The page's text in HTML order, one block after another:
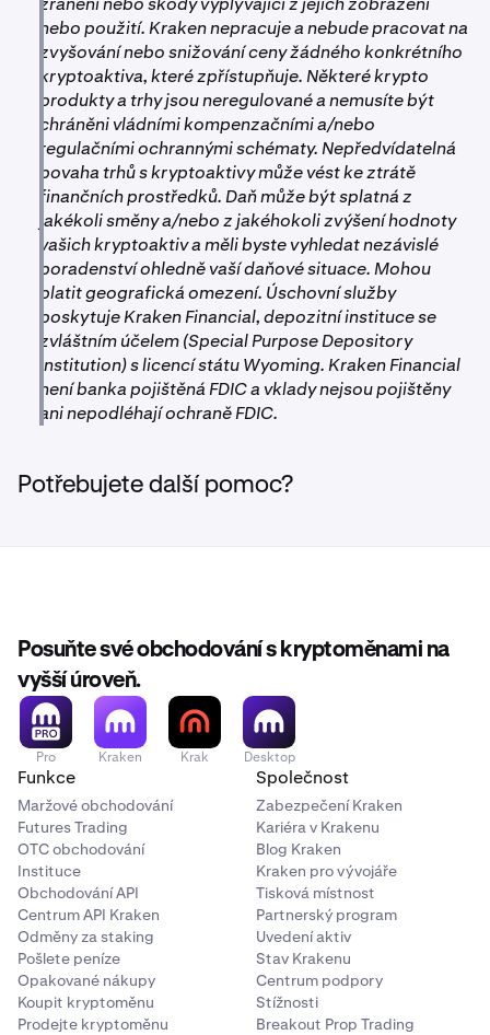
Ink: 180 L2 potvrzení
Unichain: 180 L2 potvrzení
Ethereum: 70 potvrzení
OP Mainnet: 40 potvrzení vrstvy 1
nebo použití. Kraken nepracuje a nebude pracovat na
zvyšování nebo snižování ceny žádného konkrétního
kryptoaktiva, které zpřístupňuje. Některé krypto
produkty a trhy jsou neregulované a nemusíte být
chráněni vládními kompenzačními a/nebo
regulačními ochrannými schématy. Nepředvídatelná
povaha trhů s kryptoaktivy může vést ke ztrátě
finančních prostředků. Daň může být splatná z
jakékoli směny a/nebo z jakéhokoli zvýšení hodnoty
vašich kryptoaktiv a měli byste vyhledat nezávislé
poradenství ohledně vaší daňové situace. Mohou
platit geografická omezení. Úschovní služby
poskytuje Kraken Financial, depozitní instituce se
zvláštním účelem (Special Purpose Depository
Institution) s licencí státu Wyoming. Kraken Financial
není banka pojištěná FDIC a vklady nejsou pojištěny
ani nepodléhají ochraně FDIC.
Potřebujete další pomoc?
Posuňte své obchodování s kryptoměnami na
vyšší úroveň.
Pro Kraken Krak Desktop
Funkce
Maržové obchodování
Futures Trading
OTC obchodování
Instituce
Obchodování API
Centrum API Kraken
Odměny za staking
Pošlete peníze
Opakované nákupy
Koupit kryptoměnu
Prodejte kryptoměnu
Společnost
Zabezpečení Kraken
Kariéra v Krakenu
Blog Kraken
Kraken pro vývojáře
Tisková místnost
Partnerský program
Uvedení aktiv
Stav Krakenu
Centrum podpory
Stížnosti
Breakout Prop Trading